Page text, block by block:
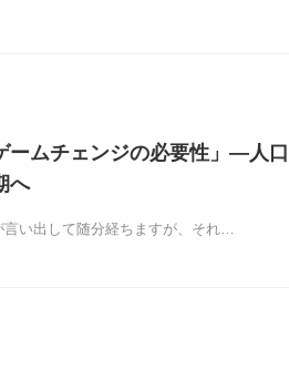
ー­ムチェンジの必要性」―人口
へ
言い出して随分経ちますが、それ…